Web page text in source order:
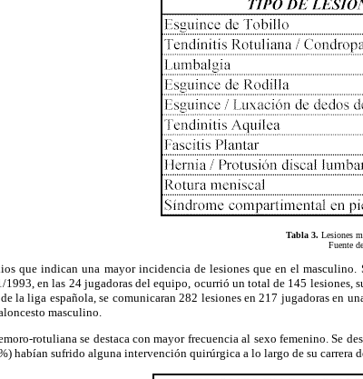
Tabla 3. Lesiones
Fuente
que indican una mayor incidencia de lesiones que en el
1993, en las 24 jugadoras del equipo, ocurrió un total de 145
la liga española, se comunicaran 282 lesiones en 217 jugadoras en
masculino.
rotuliana se destaca con mayor frecuencia al sexo femenino. Se
habían sufrido alguna intervención quirúrgica a lo largo de su carrera